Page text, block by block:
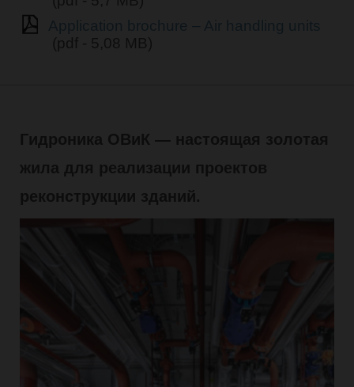
(pdf - 5,08 MB)
Гидроника ОВиК — настоящая золотая
жила для реализации проектов
реконструкции зданий.